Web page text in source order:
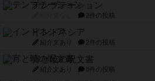
テンプテーション
2件の投稿
インドネシア
紹介文あり 2件の投稿
宵と暁の呪文書
紹介文あり 8件の投稿